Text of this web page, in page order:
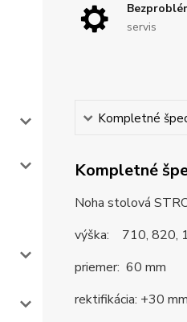
servis
Kompletné
Kompletné
Noha stolová
výška: 710, 820,
priemer: 60 mm
rektifikácia: +30 mm